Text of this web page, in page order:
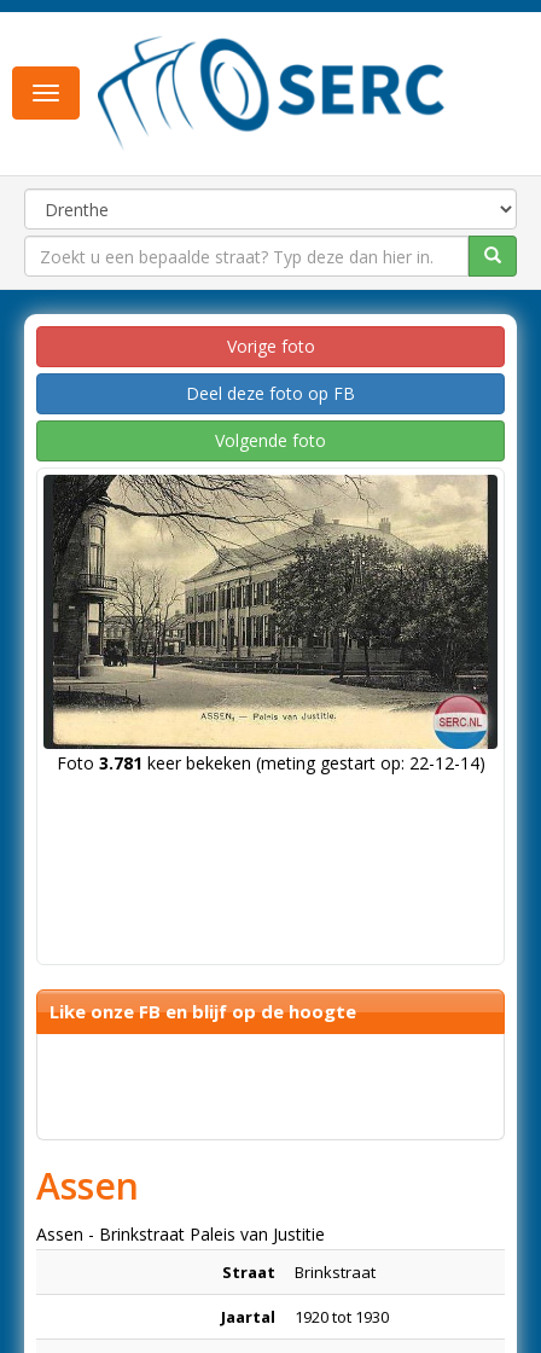
Toggle
navigation
Vorige foto
Deel deze foto op FB
Volgende foto
Foto 3.781 keer bekeken (meting gestart op: 22-12-14)
Like onze FB en blijf op de hoogte
Assen
Assen - Brinkstraat Paleis van Justitie
Straat Brinkstraat
Jaartal 1920 tot 1930